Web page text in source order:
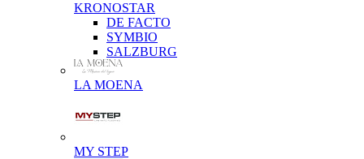
KRONOSTAR
DE FACTO
SYMBIO
SALZBURG
LA MOENA
MY STEP